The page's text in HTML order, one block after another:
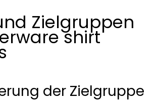
Zielgruppen
shirt
der Zielgruppe